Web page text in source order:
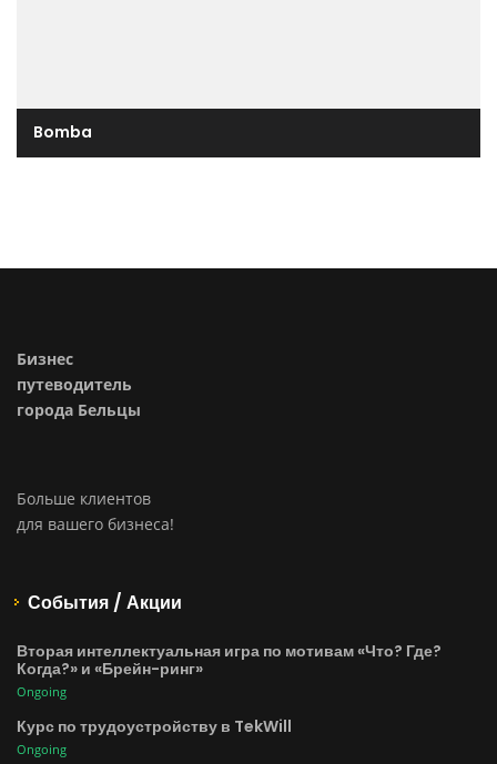
Bomba
Бизнес
путеводитель
города Бельцы
Больше клиентов
для вашего бизнеса!
События / Акции
Вторая интеллектуальная игра по мотивам «Что? Где?
Когда?» и «Брейн-ринг»
Ongoing
Курс по трудоустройству в TekWill
Ongoing